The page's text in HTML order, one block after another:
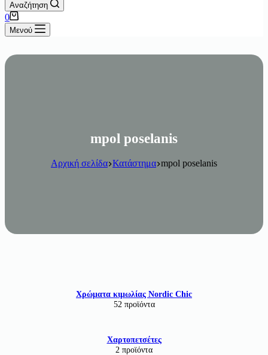
Αναζήτηση
Καλάθι
Αγορών
0
Μενού
mpol poselanis
Αρχική σελίδα Κατάστημα mpol poselanis
Χρώματα κιμωλίας Nordic Chic
52 προϊόντα
Χαρτοπετσέτες
2 προϊόντα